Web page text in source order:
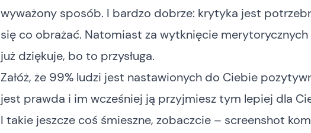
wyważony sposób. I bardzo dobrze: krytyka jest
się co obrażać. Natomiast za wytknięcie merytorycznych
już dziękuje, bo to przysługa.
Załóż, że 99% ludzi jest nastawionych do Ciebie
jest prawda i im wcześniej ją przyjmiesz tym lepiej dla
I takie jeszcze coś śmieszne, zobaczcie – screenshot